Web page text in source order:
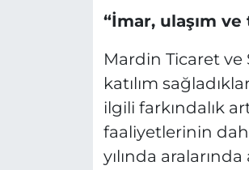
“İmar, ulaşım
Mardin Ticaret ve
katılım
ilgili farkındalık
faaliyetlerinin
yılında